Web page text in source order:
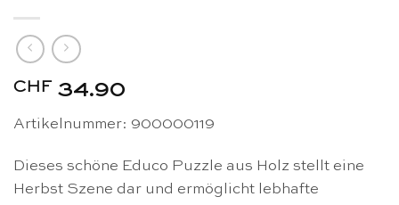
CHF 34.90
Artikelnummer: 900000119
Dieses schöne Educo Puzzle aus Holz stellt eine
Herbst Szene dar und ermöglicht lebhafte